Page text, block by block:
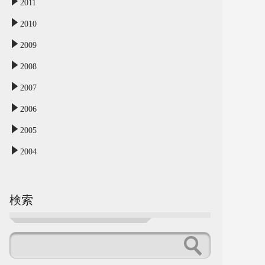
2011
2010
2009
2008
2007
2006
2005
2004
検索